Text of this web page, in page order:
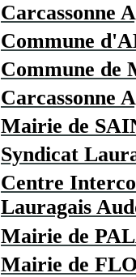
Carcassonne
Commune
Commune
Carcassonne
Mairie de
Syndicat
Centre
Lauragais
Mairie de
Mairie de